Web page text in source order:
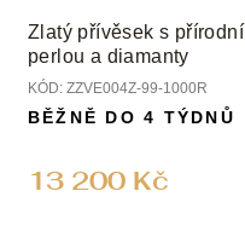
Zlatý přívěsek s přírodní
perlou a diamanty
KÓD: ZZVE004Z-99-1000R
13 200 Kč
BĚŽNĚ DO 4 TÝDNŮ